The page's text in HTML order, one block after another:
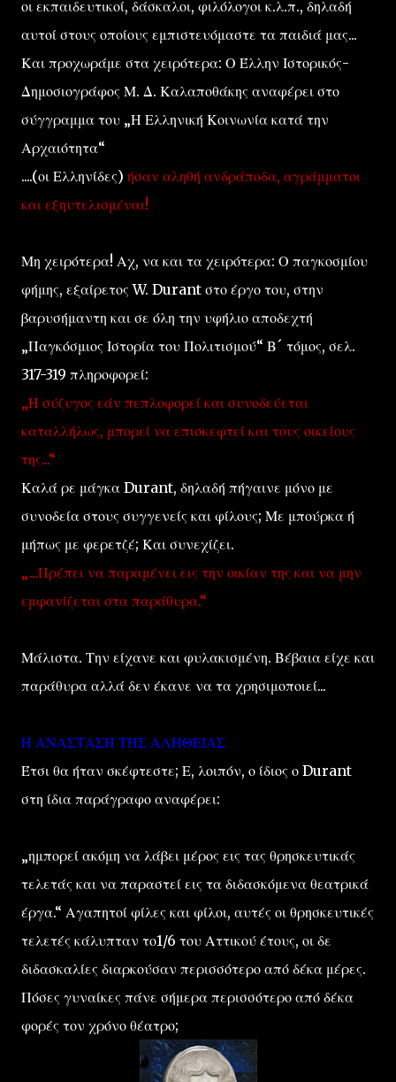
οι εκπαιδευτικοί, δάσκαλοι, φιλόλογοι κ.λ.π., δηλαδή
αυτοί στους οποίους εμπιστευόμαστε τα παιδιά μας...
Και προχωράμε στα χειρότερα: Ο Έλλην Ιστορικός-
Δημοσιογράφος Μ. Δ. Καλαποθάκης αναφέρει στο
σύγγραμμα του „Η Ελληνική Κοινωνία κατά την
Αρχαιότητα“
....(οι Ελληνίδες) ήσαν αληθή ανδράποδα, αγράμματοι
και εξηυτελισμέναι!
Μη χειρότερα! Αχ, να και τα χειρότερα: Ο παγκοσμίου
φήμης, εξαίρετος W. Durant στο έργο του, στην
βαρυσήμαντη και σε όλη την υφήλιο αποδεχτή
„Παγκόσμιος Ιστορία του Πολιτισμού“ Β´ τόμος, σελ.
317-319 πληροφορεί:
„Η σύζυγος εάν πεπλοφορεί και συνοδεύεται
καταλλήλως, μπορεί να επισκεφτεί και τους οικείους
της...“
Καλά ρε μάγκα Durant, δηλαδή πήγαινε μόνο με
συνοδεία στους συγγενείς και φίλους; Με μπούρκα ή
μήπως με φερετζέ; Και συνεχίζει.
„...Πρέπει να παραμένει εις την οικίαν της και να μην
εμφανίζεται στα παράθυρα.“
Μάλιστα. Την είχανε και φυλακισμένη. Βέβαια είχε και
παράθυρα αλλά δεν έκανε να τα χρησιμοποιεί...
Η ΑΝΑΣΤΑΣΗ ΤΗΣ ΑΛΗΘΕΙΑΣ
Έτσι θα ήταν σκέφτεστε; Ε, λοιπόν, ο ίδιος ο Durant
στη ίδια παράγραφο αναφέρει:
„ημπορεί ακόμη να λάβει μέρος εις τας θρησκευτικάς
τελετάς και να παραστεί εις τα διδασκόμενα θεατρικά
έργα.“ Αγαπητοί φίλες και φίλοι, αυτές οι θρησκευτικές
τελετές κάλυπταν το1/6 του Αττικού έτους, οι δε
διδασκαλίες διαρκούσαν περισσότερο από δέκα μέρες.
Πόσες γυναίκες πάνε σήμερα περισσότερο από δέκα
φορές τον χρόνο θέατρο;